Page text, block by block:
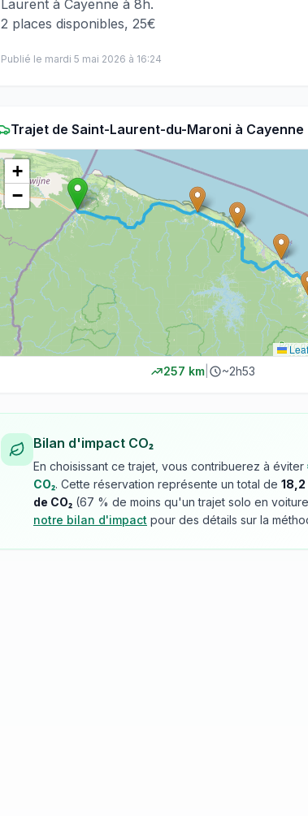
Laurent à Cayenne à 8h.
2 places disponibles, 25€
Publié le mardi 5 mai 2026 à 16:24
Trajet de Saint-Laurent-du-Maroni à Cayenne
+
−
257 km| ~2h53
Bilan d'impact CO₂
En choisissant ce trajet, vous contribuerez à éviter
CO₂. Cette réservation représente un total de 18,2
de CO₂ (67 % de moins qu'un trajet solo en
notre bilan d'impact pour des détails sur la